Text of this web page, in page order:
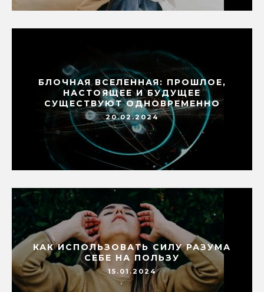
БЛОЧНАЯ ВСЕЛЕННАЯ: ПРОШЛОЕ,
НАСТОЯЩЕЕ И БУДУЩЕЕ
СУЩЕСТВУЮТ ОДНОВРЕМЕННО
20.02.2024
КАК ИСПОЛЬЗОВАТЬ СИЛУ РАЗУМА
СЕБЕ НА ПОЛЬЗУ
15.01.2024